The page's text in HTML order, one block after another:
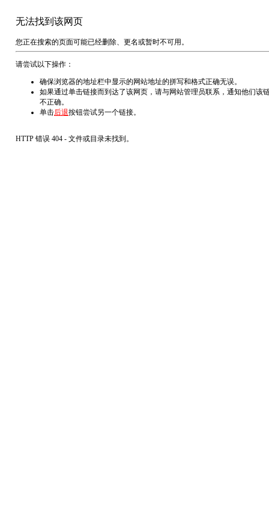
无法找到该网页
您正在搜索的页面可能已经删除、更名或暂时不可用。
请尝试以下操作：
确保浏览器的地址栏中显示的网站地址的拼写和格式正确无误。
如果通过单击链接而到达了该网页，请与网站管理员联系，通知他们该
不正确。
单击后退按钮尝试另一个链接。
HTTP 错误 404 - 文件或目录未找到。